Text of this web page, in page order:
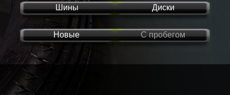
Шины Диски
Новые С пробегом